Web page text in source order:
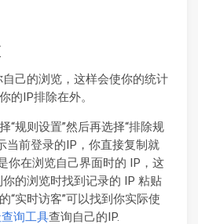
己的浏览，这样会使你的统计
的IP排除在外。
“规则设置”然后再选择“排除规
当前登录的IP，你直接复制就
你在浏览自己界面时的 IP，这
的浏览时找到记录的 IP 粘贴
“实时访客”可以找到你实际使
询工具查询自己的IP.